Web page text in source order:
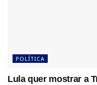
POLÍTICA
Lula quer mostrar a